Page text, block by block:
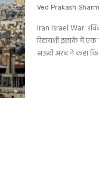
Ved Prakash
Iran Israel War:
रिहायशी इलाके में
सऊदी अरब ने कहा कि